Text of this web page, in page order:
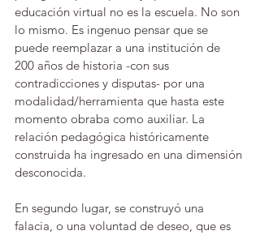
educación virtual no es la escuela. No son
lo mismo. Es ingenuo pensar que se
puede reemplazar a una institución de
200 años de historia -con sus
contradicciones y disputas- por una
modalidad/herramienta que hasta este
momento obraba como auxiliar. La
relación pedagógica históricamente
construida ha ingresado en una dimensión
desconocida.
En segundo lugar, se construyó una
falacia, o una voluntad de deseo, que es